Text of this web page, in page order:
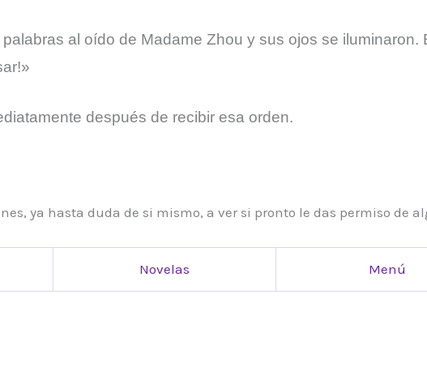
al oído de Madame Zhou y sus ojos se iluminaron.
después de recibir esa orden.
ya hasta duda de si mismo, a ver si pronto le das permiso de
Novelas Menú